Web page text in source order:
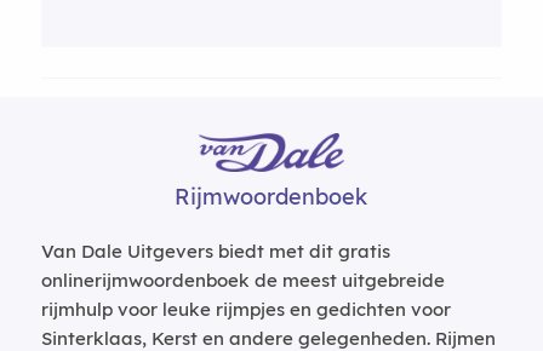
Rijmwoordenboek
Van Dale Uitgevers biedt met dit gratis
onlinerijmwoordenboek de meest uitgebreide
rijmhulp voor leuke rijmpjes en gedichten voor
Sinterklaas, Kerst en andere gelegenheden. Rijmen